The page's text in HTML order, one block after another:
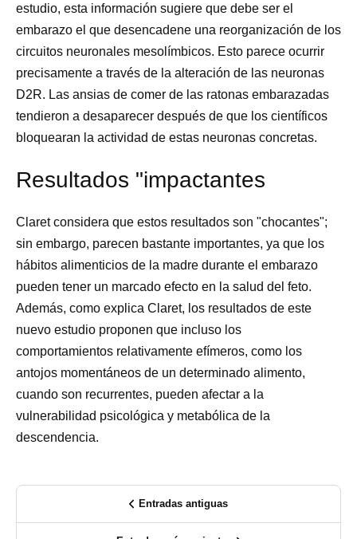
estudio, esta información sugiere que debe ser el
embarazo el que desencadene una reorganización de los
circuitos neuronales mesolímbicos. Esto parece ocurrir
precisamente a través de la alteración de las neuronas
D2R. Las ansias de comer de las ratonas embarazadas
tendieron a desaparecer después de que los científicos
bloquearan la actividad de estas neuronas concretas.
Resultados "impactantes
Claret considera que estos resultados son "chocantes";
sin embargo, parecen bastante importantes, ya que los
hábitos alimenticios de la madre durante el embarazo
pueden tener un marcado efecto en la salud del feto.
Además, como explica Claret, los resultados de este
nuevo estudio proponen que incluso los
comportamientos relativamente efímeros, como los
antojos momentáneos de un determinado alimento,
cuando son recurrentes, pueden afectar a la
vulnerabilidad psicológica y metabólica de la
descendencia.
Entradas antiguas